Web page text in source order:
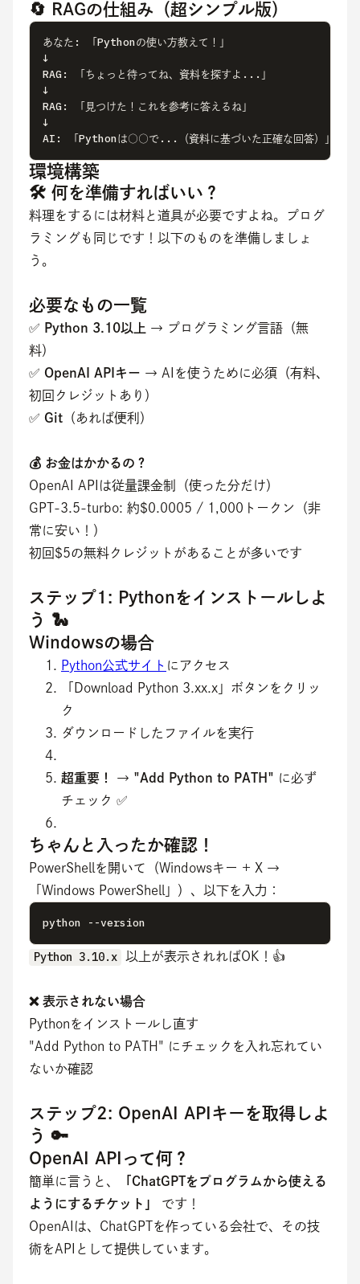
🔄 RAGの仕組み（超シンプル版）
あなた: 「Pythonの使い方教えて！」
↓
RAG: 「ちょっと待ってね、資料を探すよ...」
↓
RAG: 「見つけた！これを参考に答えるね」
↓
AI: 「Pythonは○○で...（資料に基づいた正確な回答）」
環境構築
🛠️ 何を準備すればいい？
料理をするには材料と道具が必要ですよね。プログ
ラミングも同じです！以下のものを準備しましょ
う。
必要なもの一覧
✅ Python 3.10以上 → プログラミング言語（無
料）
✅ OpenAI APIキー → AIを使うために必須（有料、
初回クレジットあり）
✅ Git （あれば便利）
💰 お金はかかるの？
OpenAI APIは従量課金制（使った分だけ）
GPT-3.5-turbo: 約$0.0005 / 1,000トークン（非
常に安い！）
初回$5の無料クレジットがあることが多いです
ステップ1: Pythonをインストールしよ
う 🐍
Windowsの場合
Python公式サイト にアクセス
「Download Python 3.xx.x」ボタンをクリッ
ク
ダウンロードしたファイルを実行
超重要！ → "Add Python to PATH" に必ず
チェック ✅
ちゃんと入ったか確認！
PowerShellを開いて（Windowsキー + X →
「Windows PowerShell」）、以下を入力：
python --version
Python 3.10.x 以上が表示されればOK！👍
❌ 表示されない場合
Pythonをインストールし直す
"Add Python to PATH" にチェックを入れ忘れてい
ないか確認
ステップ2: OpenAI APIキーを取得しよ
う 🔑
OpenAI APIって何？
簡単に言うと、
「ChatGPTをプログラムから使える
ようにするチケット」
です！
OpenAIは、ChatGPTを作っている会社で、その技
術をAPIとして提供しています。